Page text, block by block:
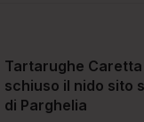
Tartarughe
schiuso il nido sito
di Parghelia